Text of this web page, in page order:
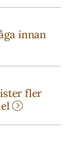
innan
fler